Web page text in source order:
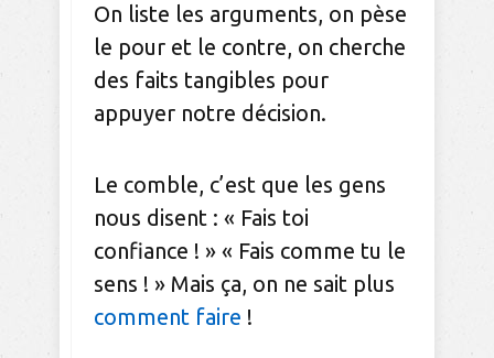
On liste les arguments, on pèse
le pour et le contre, on cherche
des faits tangibles pour
appuyer notre décision.
Le comble, c’est que les gens
nous disent : « Fais toi
confiance ! » « Fais comme tu le
sens ! » Mais ça, on ne sait plus
comment faire !